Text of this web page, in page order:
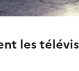
les